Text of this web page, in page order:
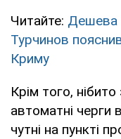
Читайте: Дешева
Турчинов
Криму
Крім того,
автоматні черги
чутні на пункті